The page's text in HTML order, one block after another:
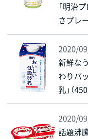
「明治
さプレ
2020/
新鮮な
わりパ
乳」（
2020/
話題沸